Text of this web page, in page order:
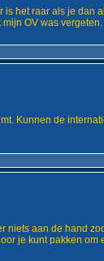
het raar als je
OV was
Kunnen de
aan de hand
je kunt pakken